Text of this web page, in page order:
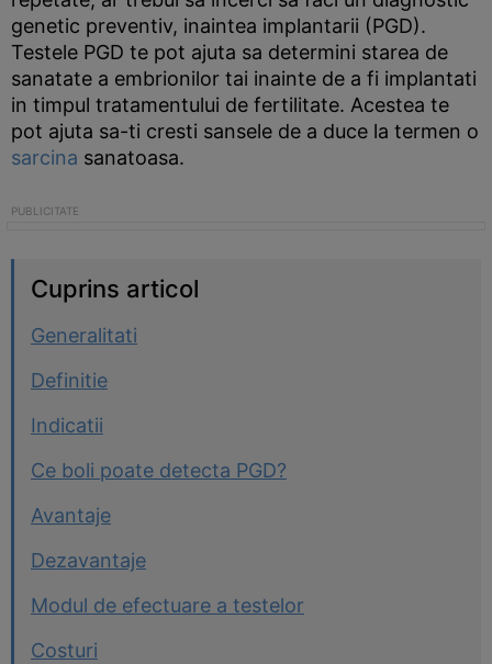
genetic preventiv, inaintea implantarii (PGD).
Testele PGD te pot ajuta sa determini starea de
sanatate a embrionilor tai inainte de a fi implantati
in timpul tratamentului de fertilitate. Acestea te
pot ajuta sa-ti cresti sansele de a duce la termen o
sarcina sanatoasa.
Cuprins articol
Generalitati
Definitie
Indicatii
Ce boli poate detecta PGD?
Avantaje
Dezavantaje
Modul de efectuare a testelor
Costuri